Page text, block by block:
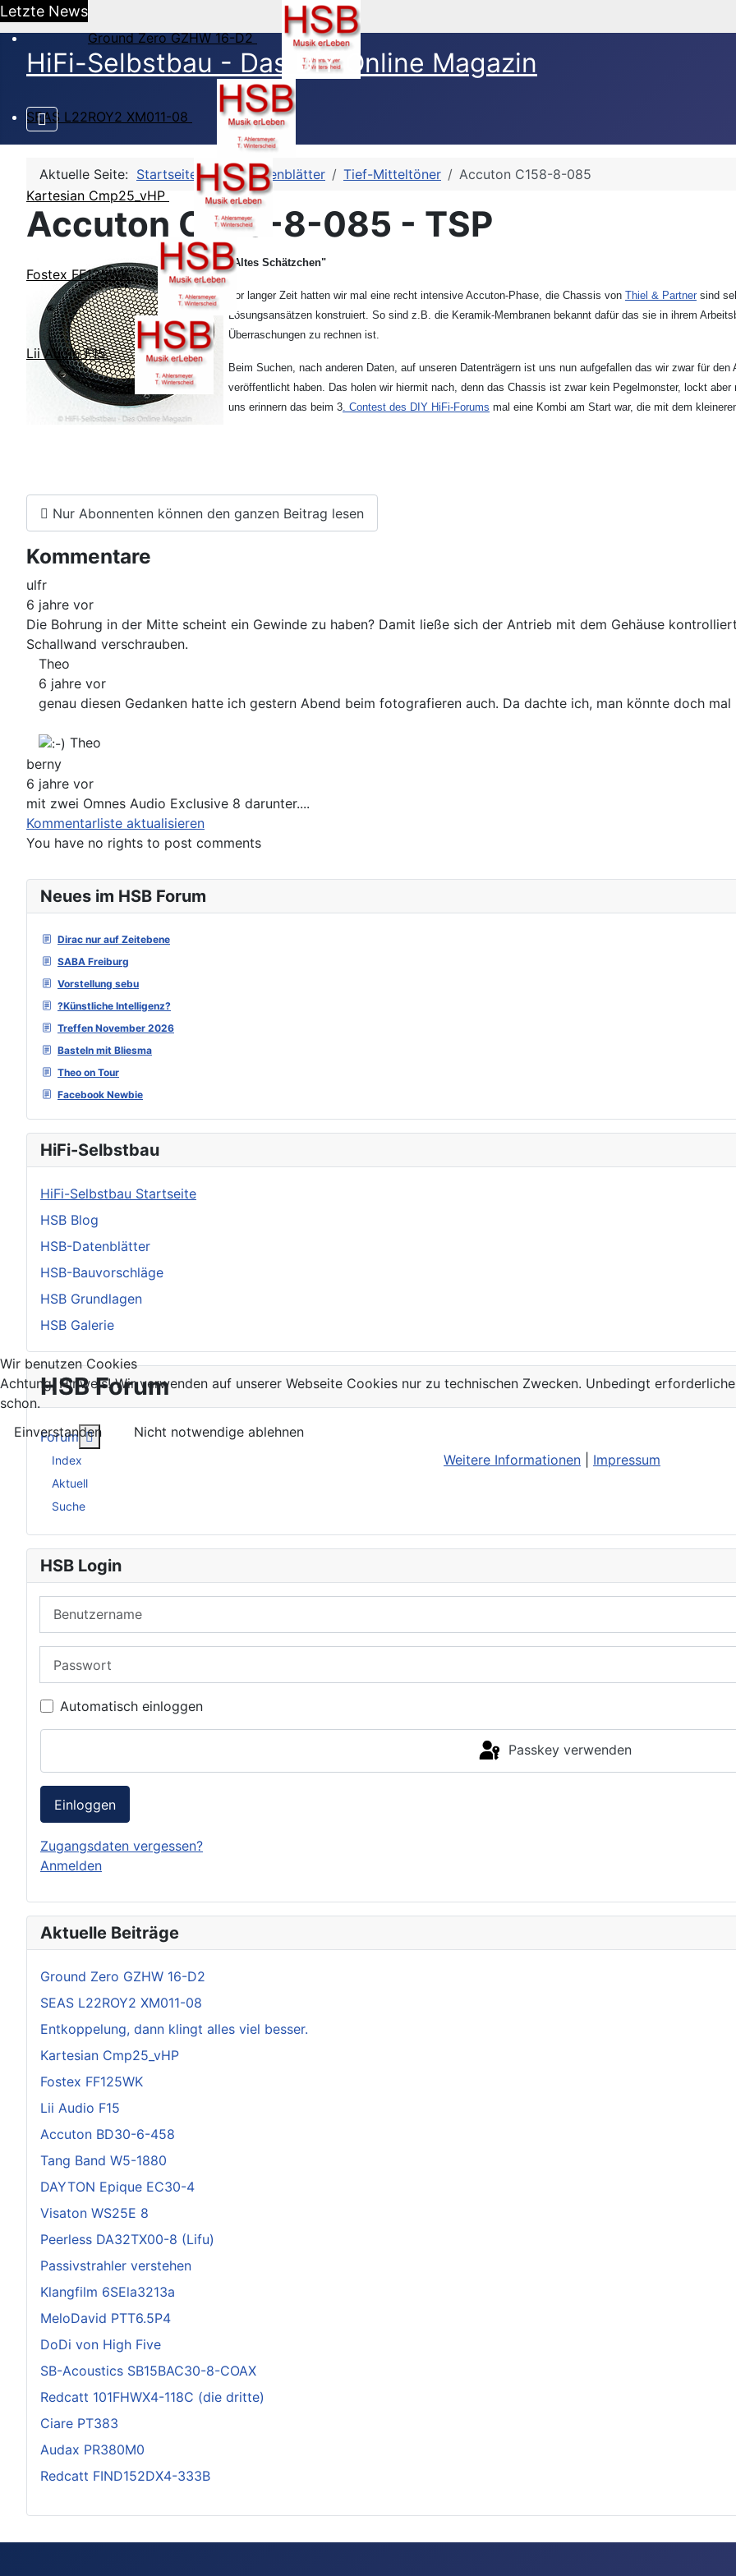
Letzte News
Ground Zero GZHW 16-D2
SEAS L22ROY2 XM011-08
Kartesian Cmp25_vHP
Fostex FF125WK
Lii Audio F15
HiFi-Selbstbau - Das DIY Online Magazin
Neues im HSB Forum
Dirac nur auf Zeitebene
SABA Freiburg
Vorstellung sebu
?Künstliche Intelligenz?
Treffen November 2026
Basteln mit Bliesma
Theo on Tour
Facebook Newbie
HiFi-Selbstbau
HiFi-Selbstbau Startseite
HSB Blog
HSB-Datenblätter
HSB-Bauvorschläge
HSB Grundlagen
HSB Galerie
HSB Forum
Forum Weitere Informationen: Forum
Index
Aktuell
Suche
HSB Login
Automatisch einloggen
Passkey verwenden
Einloggen
Zugangsdaten vergessen?
Anmelden
Aktuelle Beiträge
Ground Zero GZHW 16-D2
SEAS L22ROY2 XM011-08
Entkoppelung, dann klingt alles viel besser.
Kartesian Cmp25_vHP
Fostex FF125WK
Lii Audio F15
Accuton BD30-6-458
Tang Band W5-1880
DAYTON Epique EC30-4
Visaton WS25E 8
Peerless DA32TX00-8 (Lifu)
Passivstrahler verstehen
Klangfilm 6SEla3213a
MeloDavid PTT6.5P4
DoDi von High Five
SB-Acoustics SB15BAC30-8-COAX
Redcatt 101FHWX4-118C (die dritte)
Ciare PT383
Audax PR380M0
Redcatt FIND152DX4-333B
Aktuelle Seite: Startseite HSB-Datenblätter Tief-Mitteltöner Accuton C158-8-085
Accuton C158-8-085 - TSP
"Altes Schätzchen"
Vor langer Zeit hatten wir mal eine recht intensive Accuton-Phase, die Chassis von Thiel & Partner sind
Lösungsansätzen konstruiert. So sind z.B. die Keramik-Membranen bekannt dafür das sie in ihrem
Überraschungen zu rechnen ist.
Beim Suchen, nach anderen Daten, auf unseren Datenträgern ist uns nun aufgefallen das wir zwar für
veröffentlicht haben. Das holen wir hiermit nach, denn das Chassis ist zwar kein Pegelmonster, lockt
uns erinnern das beim 3. Contest des DIY HiFi-Forums mal eine Kombi am Start war, die mit dem
Nur Abonnenten können den ganzen Beitrag lesen
Kommentare
ulfr
6 jahre vor
Die Bohrung in der Mitte scheint ein Gewinde zu haben? Damit ließe sich der Antrieb mit dem Gehäuse
Schallwand verschrauben.
Theo
6 jahre vor
genau diesen Gedanken hatte ich gestern Abend beim fotografieren auch. Da dachte ich, man könnte doch mal
Theo
berny
6 jahre vor
mit zwei Omnes Audio Exclusive 8 darunter....
Kommentarliste aktualisieren
You have no rights to post comments
Wir benutzen Cookies
Achtung, Hinweis! Wir verwenden auf unserer Webseite Cookies nur zu technischen Zwecken. Unbedingt
schon.
Einverstanden
Nicht notwendige ablehnen
Weitere Informationen
Impressum